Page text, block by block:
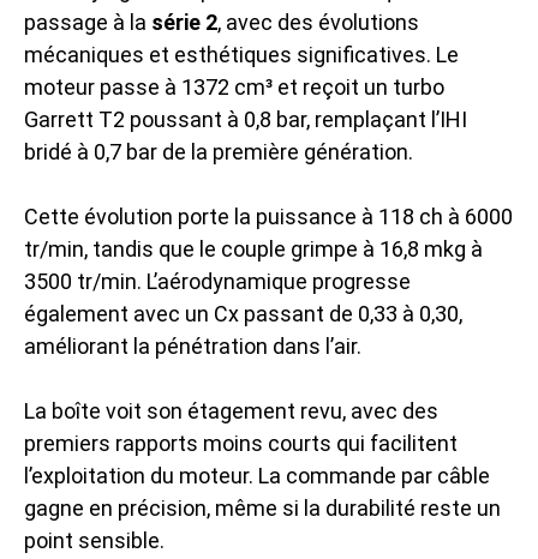
passage à la série 2, avec des évolutions
mécaniques et esthétiques significatives. Le
moteur passe à 1372 cm³ et reçoit un turbo
Garrett T2 poussant à 0,8 bar, remplaçant l’IHI
bridé à 0,7 bar de la première génération.
Cette évolution porte la puissance à 118 ch à 6000
tr/min, tandis que le couple grimpe à 16,8 mkg à
3500 tr/min. L’aérodynamique progresse
également avec un Cx passant de 0,33 à 0,30,
améliorant la pénétration dans l’air.
La boîte voit son étagement revu, avec des
premiers rapports moins courts qui facilitent
l’exploitation du moteur. La commande par câble
gagne en précision, même si la durabilité reste un
point sensible.